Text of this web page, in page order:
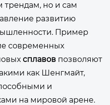
трендам, но и сам
развитию
Пример
современных
сплавов позволяют
как Шенгмайт,
и
на мировой арене.